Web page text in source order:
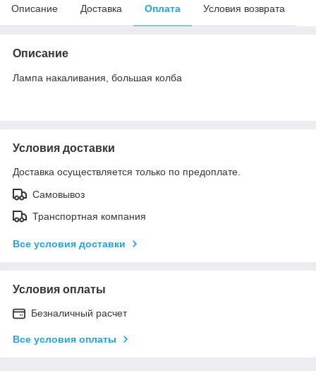
Описание Доставка Оплата Условия возврата
Описание
Лампа накаливания, большая колба
Условия доставки
Доставка осуществляется только по предоплате.
Самовывоз
Транспортная компания
Все условия доставки
Условия оплаты
Безналичный расчет
Все условия оплаты